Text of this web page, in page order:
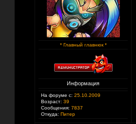
* Главный главнюк *
Информация
На форуме с: 25.10.2009
Возраст: 39
Сообщения: 7837
Откуда: Питер